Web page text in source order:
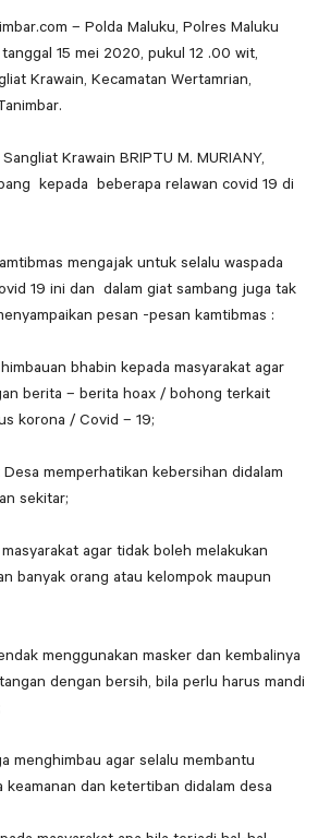
– Polda Maluku, Polres Maluku
15 mei 2020, pukul 12 .00 wit,
Krawain, Kecamatan Wertamrian,
Krawain BRIPTU M. MURIANY,
kepada beberapa relawan covid 19 di
mengajak untuk selalu waspada
19 ini dan dalam giat sambang juga tak
pesan -pesan kamtibmas :
bhabin kepada masyarakat agar
berita – berita hoax / bohong terkait
korona / Covid – 19;
memperhatikan kebersihan didalam
sekitar;
agar tidak boleh melakukan
banyak orang atau kelompok maupun
menggunakan masker dan kembalinya
dengan bersih, bila perlu harus mandi
menghimbau agar selalu membantu
keamanan dan ketertiban didalam desa